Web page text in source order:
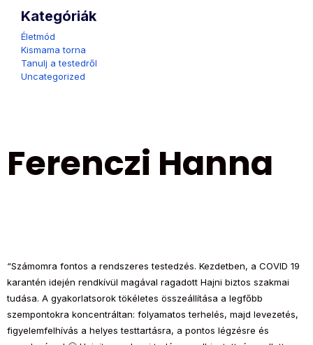
Kategóriák
Életmód
Kismama torna
Tanulj a testedről
Uncategorized
Ferenczi Hanna
“Számomra fontos a rendszeres testedzés. Kezdetben, a COVID 19
karantén idején rendkívül magával ragadott Hajni biztos szakmai
tudása. A gyakorlatsorok tökéletes összeállítása a legfőbb
szempontokra koncentráltan: folyamatos terhelés, majd levezetés,
figyelemfelhívás a helyes testtartásra, a pontos légzésre és